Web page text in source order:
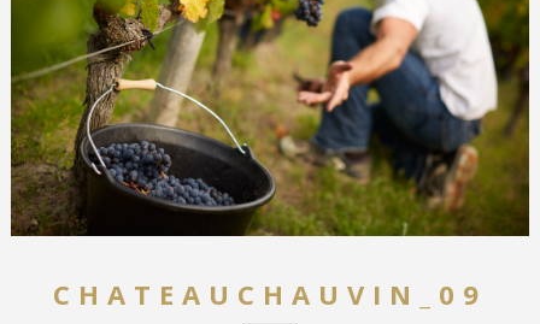
CHATEAUCHAUVIN_09